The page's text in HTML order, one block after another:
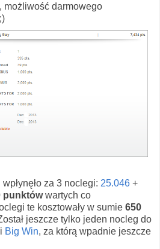
możliwość darmowego
za 3 noclegi: 25.046 +
punktówwartych co
te kosztowały w sumie 650
jeszcze tylko jeden nocleg do
Big Win, za którą wpadnie jeszcze